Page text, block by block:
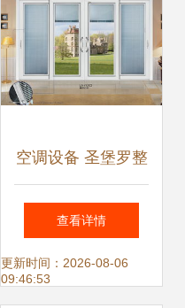
就位
空调设备 圣堡罗整
体门窗如何打造环
保理想环境？
查看详情
更新时间：2026-08-06
09:46:53